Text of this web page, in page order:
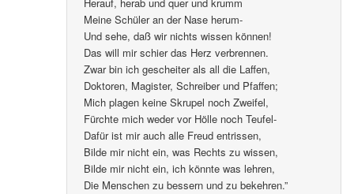
Meine Schüler an der Nase herum-
Und sehe, daß wir nichts wissen können!
Das will mir schier das Herz verbrennen.
Zwar bin ich gescheiter als all die Laffen,
Doktoren, Magister, Schreiber und Pfaffen;
Mich plagen keine Skrupel noch Zweifel,
Fürchte mich weder vor Hölle noch Teufel-
Dafür ist mir auch alle Freud entrissen,
Bilde mir nicht ein, was Rechts zu wissen,
Bilde mir nicht ein, ich könnte was lehren,
Die Menschen zu bessern und zu bekehren.”